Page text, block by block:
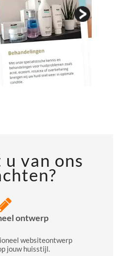
van ons
ontwerp
websiteontwerp
jouw huisstijl.